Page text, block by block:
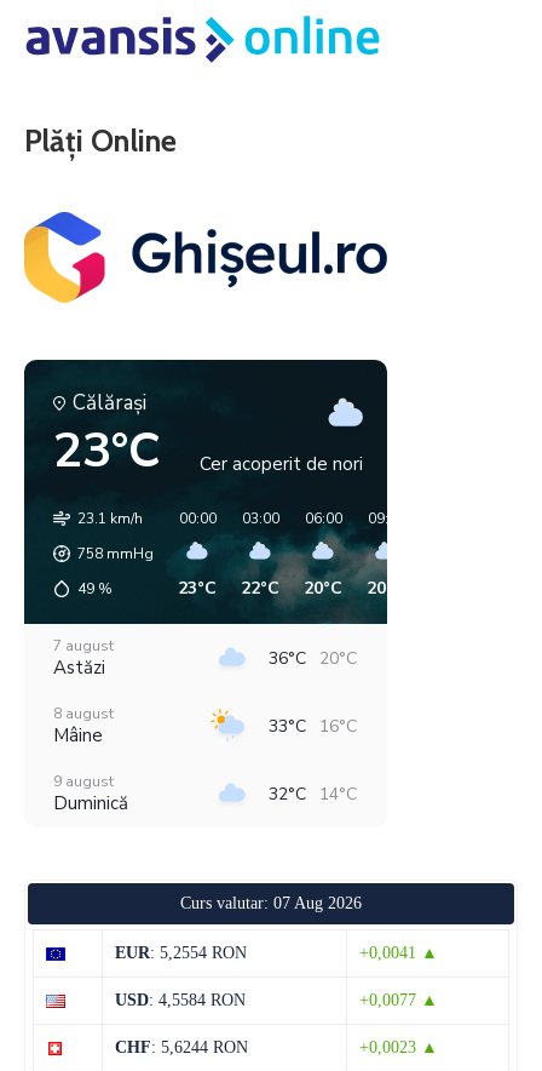
Plăți Online
Călăraşi
23°C Cer acoperit de nori
23.1 km/h
758 mmHg
49 %
00:00
23°C
03:00
22°C
06:00
20°C
09:00
20°C
7 august
Astăzi 36°C 20°C
8 august
Mâine 33°C 16°C
9 august
Duminică 32°C 14°C
36°C 18°C
Miercuri
13 august
Curs valutar: 07 Aug 2026
EUR: 5,2554 RON +0,0041 ▲
USD: 4,5584 RON +0,0077 ▲
CHF: 5,6244 RON +0,0023 ▲